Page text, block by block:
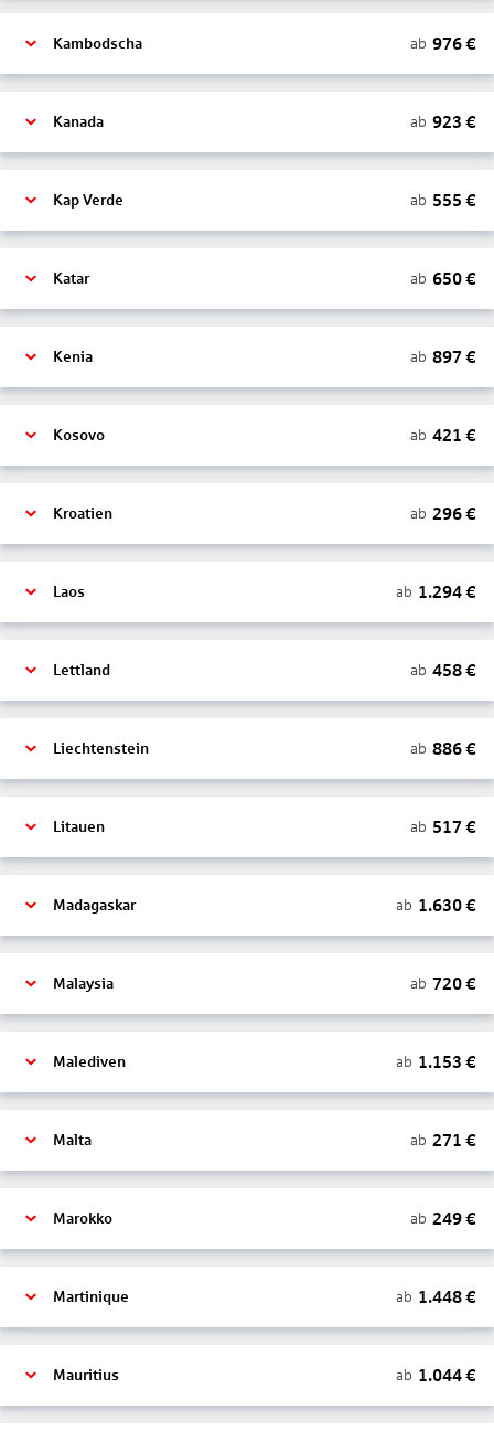
Kambodscha ab 976€
Kanada ab 923 €
Kap Verde ab 555 €
Katar ab 650€
Kenia ab 897 €
Kosovo ab 421 €
Kroatien ab 296€
Laos ab 1.294€
Lettland ab 458€
Liechtenstein ab 886€
Litauen ab 517 €
Madagaskar ab 1.630€
Malaysia ab 720€
Malediven ab 1.153 €
Malta ab 271 €
Marokko ab 249€
Martinique ab 1.448€
Mauritius ab 1.044€